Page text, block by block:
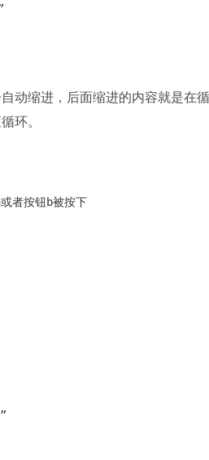
动缩进，后面缩进的内容就是在
环。
者按钮b被按下